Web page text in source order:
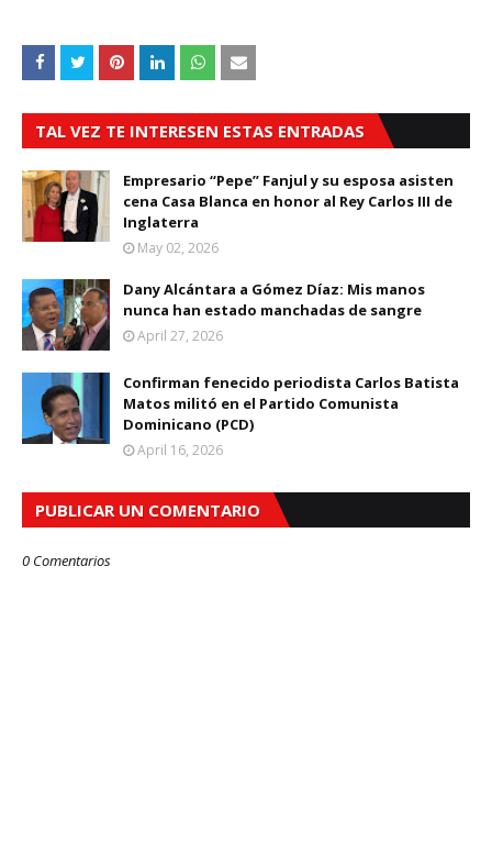
TAL VEZ TE INTERESEN ESTAS ENTRADAS
Empresario “Pepe” Fanjul y su esposa asisten
cena Casa Blanca en honor al Rey Carlos III de
Inglaterra
May 02, 2026
Dany Alcántara a Gómez Díaz: Mis manos
nunca han estado manchadas de sangre
April 27, 2026
Confirman fenecido periodista Carlos Batista
Matos militó en el Partido Comunista
Dominicano (PCD)
April 16, 2026
PUBLICAR UN COMENTARIO
0 Comentarios